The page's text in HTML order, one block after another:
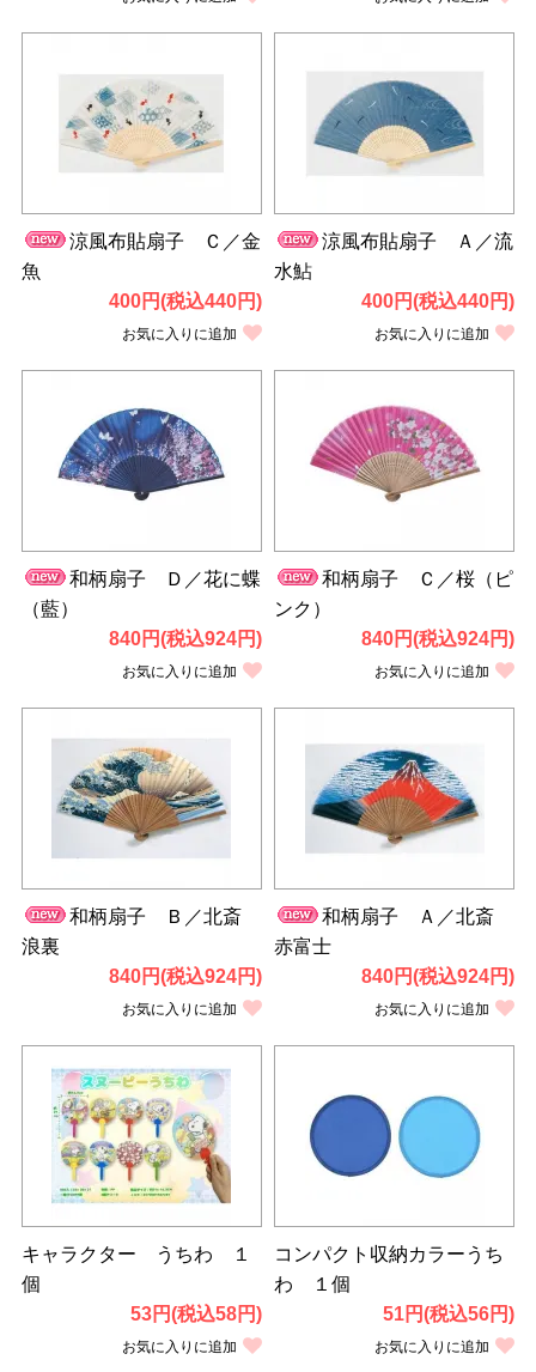
涼風布貼扇子 Ｃ／金
魚
400円(税込440円)
お気に入りに追加
涼風布貼扇子 Ａ／流
水鮎
400円(税込440円)
お気に入りに追加
和柄扇子 Ｄ／花に蝶
（藍）
840円(税込924円)
お気に入りに追加
和柄扇子 Ｃ／桜（ピ
ンク）
840円(税込924円)
お気に入りに追加
和柄扇子 Ｂ／北斎
浪裏
840円(税込924円)
お気に入りに追加
和柄扇子 Ａ／北斎
赤富士
840円(税込924円)
お気に入りに追加
キャラクター うちわ １
個
53円(税込58円)
お気に入りに追加
コンパクト収納カラーうち
わ １個
51円(税込56円)
お気に入りに追加